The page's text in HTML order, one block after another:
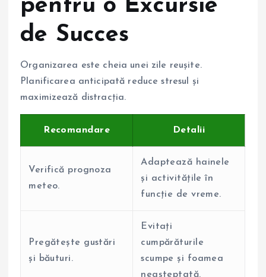
pentru o Excursie
de Succes
Organizarea este cheia unei zile reușite.
Planificarea anticipată reduce stresul și
maximizează distracția.
Recomandare Detalii
Verifică prognoza
meteo.
Adaptează hainele
și activitățile în
funcție de vreme.
Pregătește gustări
și băuturi.
Evitați
cumpărăturile
scumpe și foamea
neașteptată.